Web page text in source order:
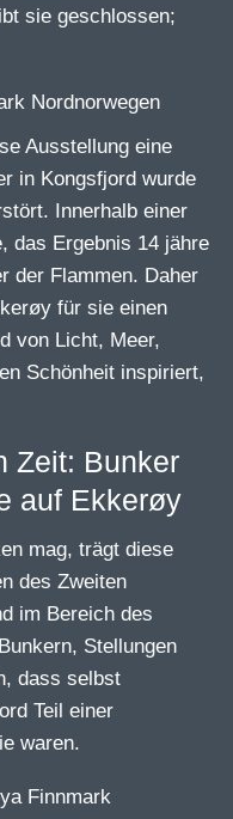
sie geschlossen;
Ausstellung eine
in Kongsfjord wurde
Innerhalb einer
das Ergebnis 14 jähre
der Flammen. Daher
für sie einen
von Licht, Meer,
Schönheit inspiriert,
Zeit: Bunker
auf Ekkerøy
mag, trägt diese
des Zweiten
im Bereich des
Stellungen
dass selbst
Teil einer
waren.